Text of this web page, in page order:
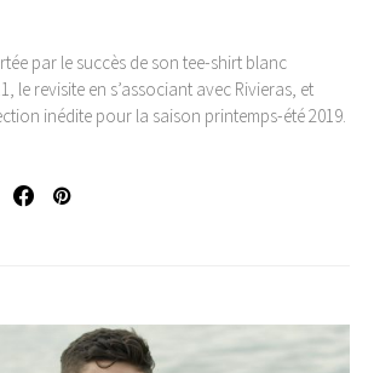
par le succès de son tee-shirt blanc
le revisite en s’associant avec Rivieras, et
inédite pour la saison printemps-été 2019.